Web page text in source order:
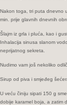
Nakon toga, tri puta dnevno
min. prije glavnih dnevnih
Šlajm iz grla i pluća, kao i
Inhalacija sinusa slanom
neprijatnog sekreta.
Nudimo vam još nekoliko
Sirup od piva i smjeđeg
U veću činiju sipati 150 g
dobije karamel boja, a zatim